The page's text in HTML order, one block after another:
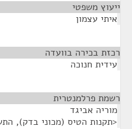
ייעוץ משפטי
איתי עצמון
רכזת בכירה בוועדה
עידית חנוכה
רשמת פרלמנטרית
מוריה אביגד
<תקנות הטיס (מכוני בדק),